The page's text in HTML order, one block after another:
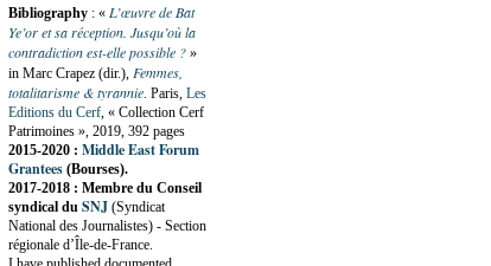
Bibliography : « L’œuvre de Bat
Ye’or et sa réception. Jusqu’où la
contradiction est-elle possible ? »
in Marc Crapez (dir.), Femmes,
totalitarisme & tyrannie. Paris, Les
Editions du Cerf, « Collection Cerf
Patrimoines », 2019, 392 pages
2015-2020 : Middle East Forum
Grantees (Bourses).
2017-2018 : Membre du Conseil
syndical du SNJ (Syndicat
National des Journalistes) - Section
régionale d’Île-de-France.